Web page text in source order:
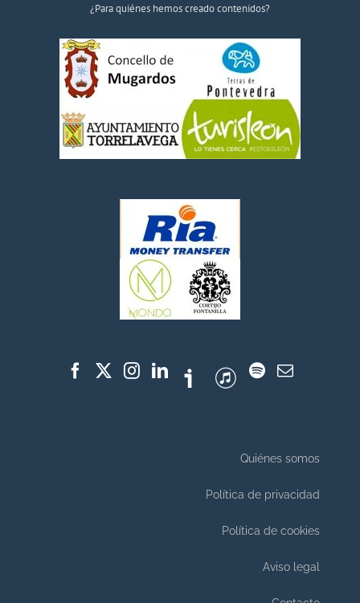
¿Para quiénes hemos creado contenidos?
Quiénes somos
Política de privacidad
Política de cookies
Aviso legal